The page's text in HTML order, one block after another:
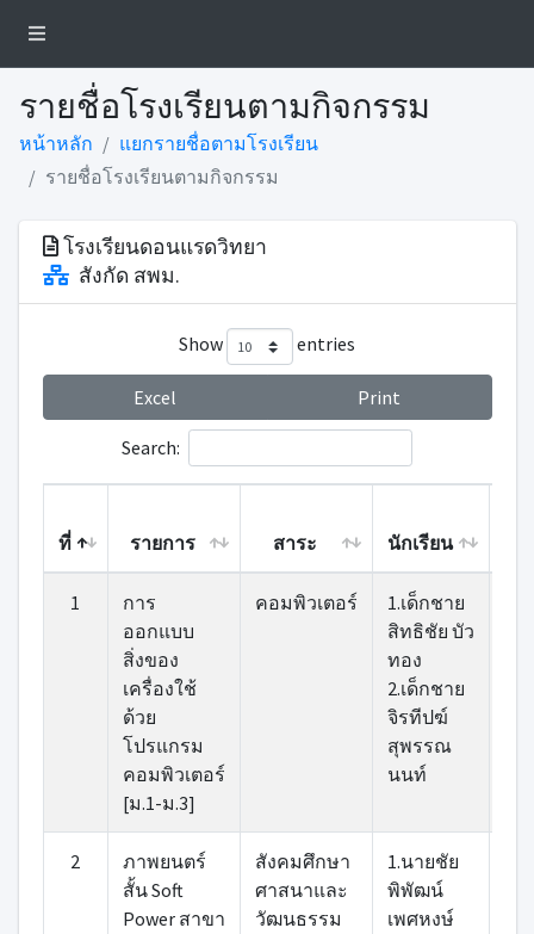
รายชื่อโรงเรียนตามกิจกรรม
หน้าหลัก
แยกรายชื่อตามโรงเรียน
รายชื่อโรงเรียนตามกิจกรรม
โรงเรียนดอนแรดวิทยา
สังกัด สพม.
Show entries
Excel Print
Search:
ที่ รายการ สาระ นักเรียน
สาระ นักเรียน
1
การ
ออกแบบ
สิ่งของ
เครื่องใช้
ด้วย
โปรแกรม
คอมพิวเตอร์
[ม.1-ม.3]
คอมพิวเตอร์
1.เด็กชาย
สิทธิชัย บัว
ทอง
2.เด็กชาย
จิรทีปฆ์
สุพรรณ
นนท์
2
ภาพยนตร์
สั้น Soft
Power สาขา
สังคมศึกษา
ศาสนาและ
วัฒนธรรม
1.นายชัย
พิพัฒน์
เพศหงษ์